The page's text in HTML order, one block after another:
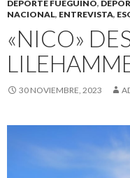
DEPORTE FUEGUINO,
NACIONAL, ENTREVISTA,
«NICO»
30 NOVIEMBRE, 2023